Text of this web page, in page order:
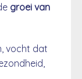
groei van
vocht dat